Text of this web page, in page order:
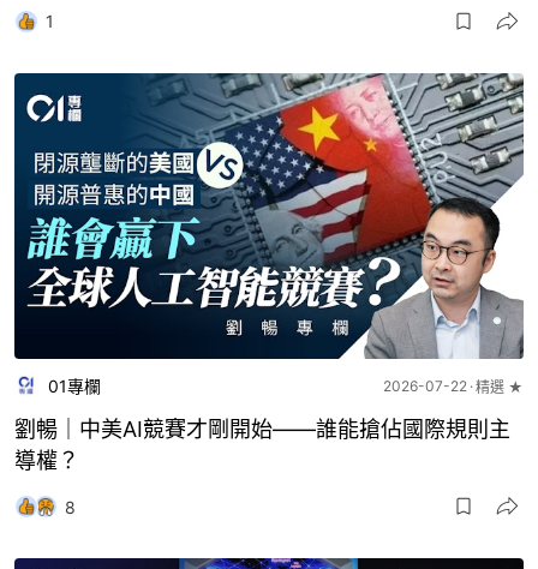
1
01專欄 2026-07-22 精選 ★
劉暢｜中美AI競賽才剛開始——誰能搶佔國際規則主
導權？
8